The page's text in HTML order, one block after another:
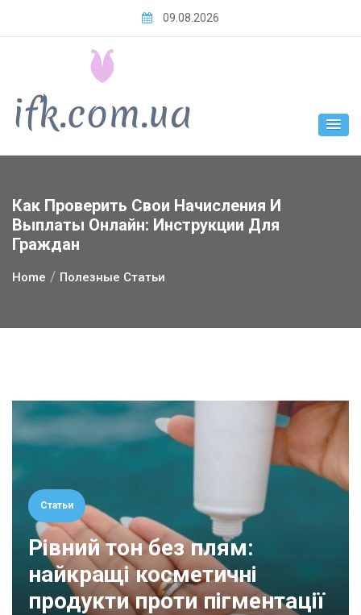
09.08.2026
Как Проверить Свои Начисления И
Выплаты Онлайн: Инструкции Для
Граждан
Home Полезные Статьи
Статьи
Рівний тон без плям:
найкращі косметичні
продукти проти пігментації